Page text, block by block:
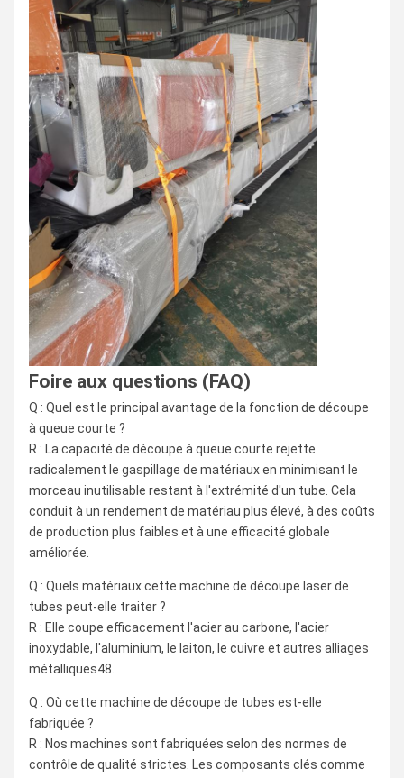
Foire aux questions (FAQ)
Q : Quel est le principal avantage de la fonction de découpe
à queue courte ?
R : La capacité de découpe à queue courte rejette
radicalement le gaspillage de matériaux en minimisant le
morceau inutilisable restant à l'extrémité d'un tube. Cela
conduit à un rendement de matériau plus élevé, à des coûts
de production plus faibles et à une efficacité globale
améliorée.
Q : Quels matériaux cette machine de découpe laser de
tubes peut-elle traiter ?
R : Elle coupe efficacement l'acier au carbone, l'acier
inoxydable, l'aluminium, le laiton, le cuivre et autres alliages
métalliques48.
Q : Où cette machine de découpe de tubes est-elle
fabriquée ?
R : Nos machines sont fabriquées selon des normes de
contrôle de qualité strictes. Les composants clés comme